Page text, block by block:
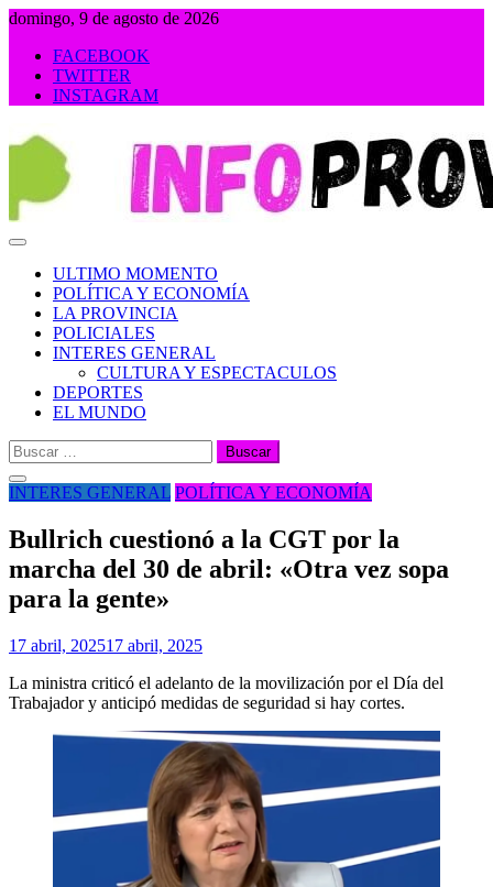
Saltar
contenido
domingo, 9 de agosto de 2026
FACEBOOK
TWITTER
INSTAGRAM
ULTIMO MOMENTO
POLÍTICA Y ECONOMÍA
LA PROVINCIA
POLICIALES
INTERES GENERAL
CULTURA Y ESPECTACULOS
DEPORTES
EL MUNDO
Buscar:
INTERES GENERAL POLÍTICA Y ECONOMÍA
Bullrich cuestionó a la CGT por la
marcha del 30 de abril: «Otra vez sopa
para la gente»
17 abril, 202517 abril, 2025
La ministra criticó el adelanto de la movilización por el Día del
Trabajador y anticipó medidas de seguridad si hay cortes.